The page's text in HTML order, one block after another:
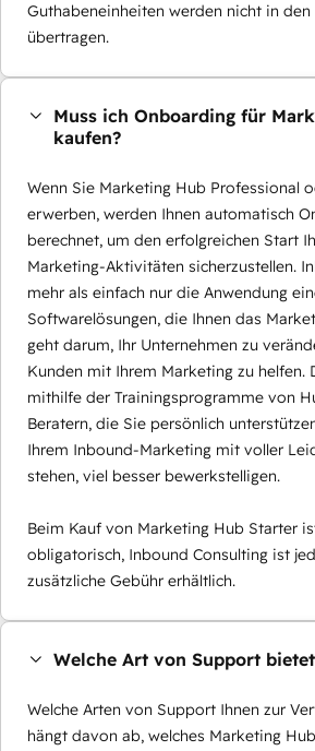
Guthabeneinheiten werden nicht in
übertragen.
Muss ich Onboarding für
kaufen?
Wenn Sie Marketing Hub Professional
erwerben, werden Ihnen automatisch
berechnet, um den erfolgreichen Start
Marketing-Aktivitäten sicherzustellen.
mehr als einfach nur die Anwendung
Softwarelösungen, die Ihnen das
geht darum, Ihr Unternehmen zu
Kunden mit Ihrem Marketing zu helfen.
mithilfe der Trainingsprogramme von
Beratern, die Sie persönlich
Ihrem Inbound-Marketing mit voller
stehen, viel besser bewerkstelligen.
Beim Kauf von Marketing Hub Starter
obligatorisch, Inbound Consulting ist
zusätzliche Gebühr erhältlich.
Welche Art von Support
Welche Arten von Support Ihnen zur
hängt davon ab, welches Marketing